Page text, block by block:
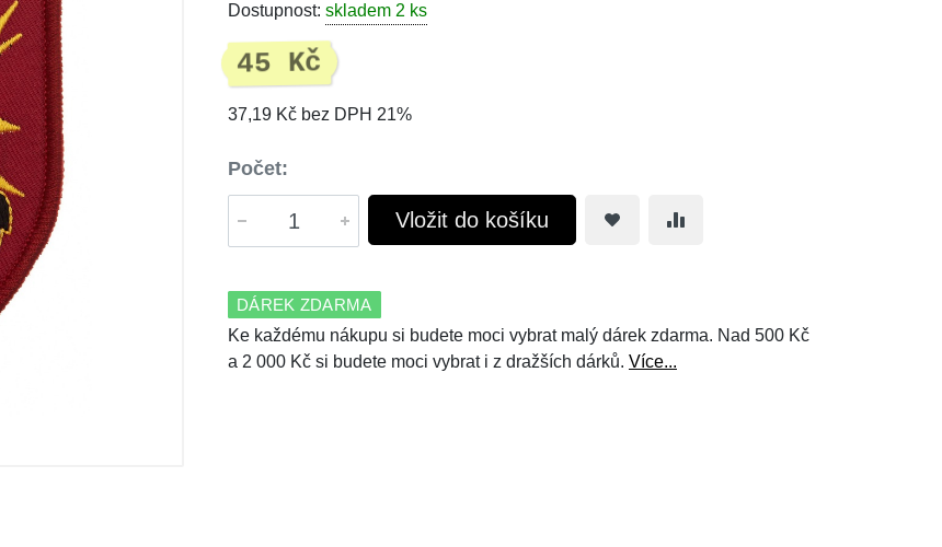
Dostupnost: skladem 2 ks
45 Kč
37,19 Kč bez DPH 21%
Počet:
Vložit do košíku
DÁREK ZDARMA
Ke každému nákupu si budete moci vybrat malý dárek zdarma. Nad 500 Kč
a 2 000 Kč si budete moci vybrat i z dražších dárků. Více...